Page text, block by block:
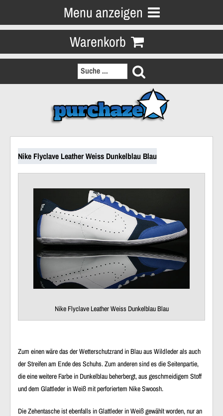
Menu anzeigen
Warenkorb
Nike Flyclave Leather Weiss Dunkelblau Blau
Nike Flyclave Leather Weiss Dunkelblau Blau
Zum einen wäre das der Wetterschutzrand in Blau aus Wildleder als auch
der Streifen am Ende des Schuhs. Zum anderen sind es die Seitenpartie,
die eine weitere Farbe in Dunkelblau beherbergt, aus geschmeidigem Stoff
und dem Glattleder in Weiß mit perforiertem Nike Swoosh.
Die Zehentasche ist ebenfalls in Glattleder in Weiß gewählt worden, nur an